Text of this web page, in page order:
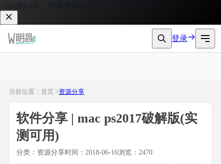
，快速体验大模型 API 接入服务。
登录
当前位置：首页 >资源分享
软件分享 | mac ps2017破解版(实
测可用)
分类：资源分享时间：2018-06-16浏览：2470